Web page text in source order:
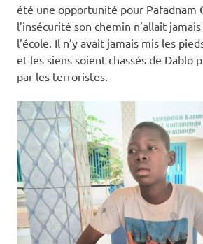
été une opportunité pour Pafadnam
l’insécurité son chemin n’allait
l’école. Il n’y avait jamais mis les
et les siens soient chassés de Dablo
par les terroristes.